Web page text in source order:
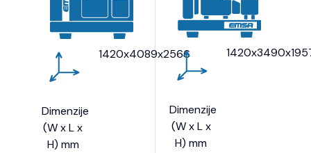
Dimenzije
(W x L x
H) mm
1420x4089x2566
Dimenzije
(W x L x
H) mm